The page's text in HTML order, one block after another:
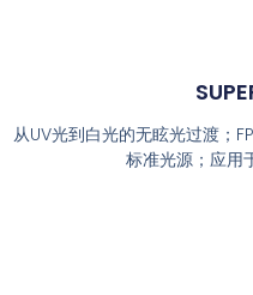
从UV光到白光的无眩光过渡；
标准光源；应用